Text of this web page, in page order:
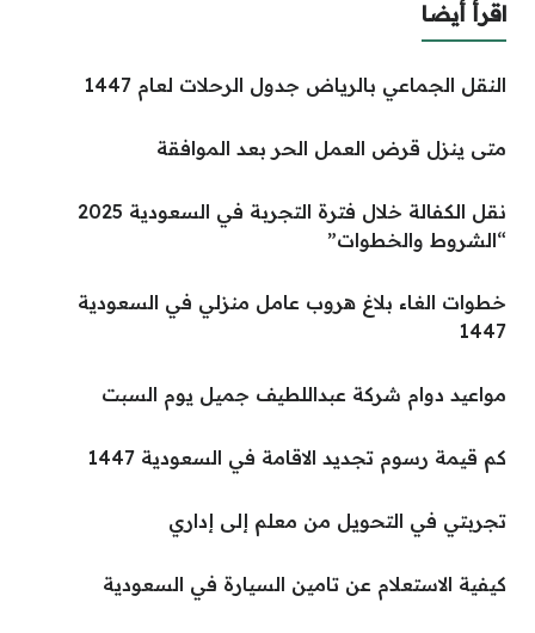
اقرأ أيضا
النقل الجماعي بالرياض جدول الرحلات لعام 1447
متى ينزل قرض العمل الحر بعد الموافقة
نقل الكفالة خلال فترة التجربة في السعودية 2025
“الشروط والخطوات”
خطوات الغاء بلاغ هروب عامل منزلي في السعودية
1447
مواعيد دوام شركة عبداللطيف جميل يوم السبت
كم قيمة رسوم تجديد الاقامة في السعودية 1447
تجربتي في التحويل من معلم إلى إداري
كيفية الاستعلام عن تامين السيارة في السعودية